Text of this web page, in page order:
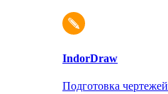
IndorDraw
Подготовка чертежей